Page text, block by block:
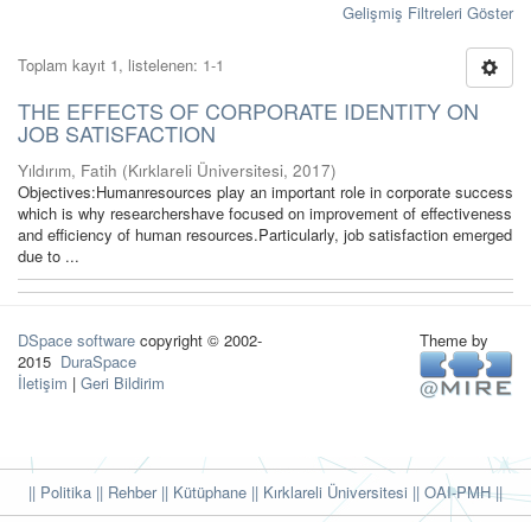
Gelişmiş Filtreleri Göster
Toplam kayıt 1, listelenen: 1-1
THE EFFECTS OF CORPORATE IDENTITY ON
JOB SATISFACTION
Yıldırım, Fatih (Kırklareli Üniversitesi, 2017)
Objectives:Humanresources play an important role in corporate success
which is why researchershave focused on improvement of effectiveness
and efficiency of human resources.Particularly, job satisfaction emerged
due to ...
DSpace software copyright © 2002-
2015 DuraSpace
İletişim | Geri Bildirim
Theme by
|| Politika || Rehber|| Kütüphane || Kırklareli Üniversitesi || OAI-PMH ||